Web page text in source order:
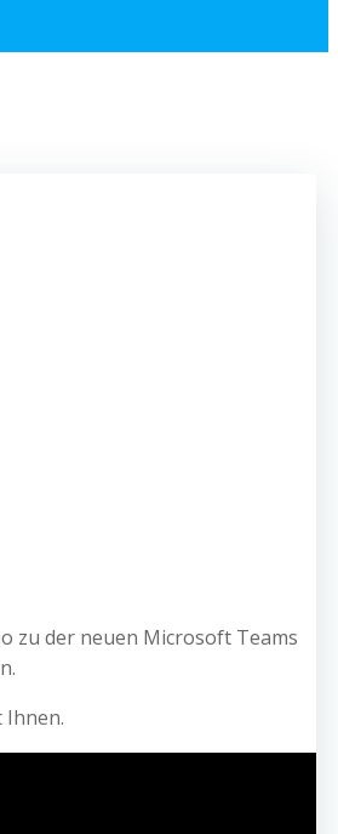
zu der neuen Microsoft Teams